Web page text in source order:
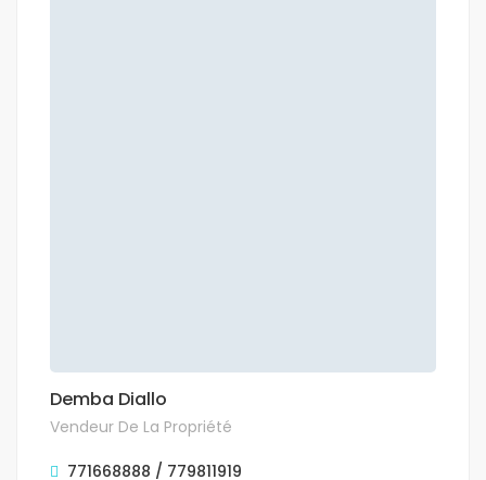
Demba Diallo
Vendeur De La Propriété
771668888 / 779811919